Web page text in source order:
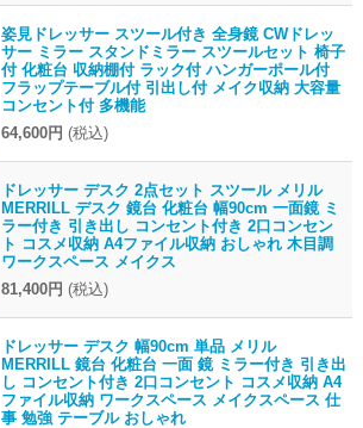
姿見ドレッサー スツール付き 全身鏡 CWドレッ
サー ミラー スタンドミラー スツールセット 椅子
付 化粧台 収納棚付 ラック付 ハンガーポール付
フラップテーブル付 引出し付 メイク収納 大容量
コンセント付 多機能
64,600円 (税込)
ドレッサー デスク 2点セット スツール メリル
MERRILL デスク 鏡台 化粧台 幅90cm 一面鏡 ミ
ラー付き 引き出し コンセント付き 2口コンセン
ト コスメ収納 A4ファイル収納 おしゃれ 木目調
ワークスペース メイクス
81,400円 (税込)
ドレッサー デスク 幅90cm 単品 メリル
MERRILL 鏡台 化粧台 一面 鏡 ミラー付き 引き出
し コンセント付き 2口コンセント コスメ収納 A4
ファイル収納 ワークスペース メイクスペース 仕
事 勉強 テーブル おしゃれ